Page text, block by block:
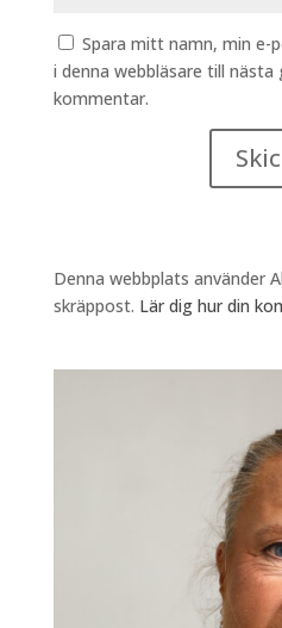
Spara mitt namn, min e-
i denna webbläsare till nästa
kommentar.
Denna webbplats använder
skräppost. Lär dig hur din